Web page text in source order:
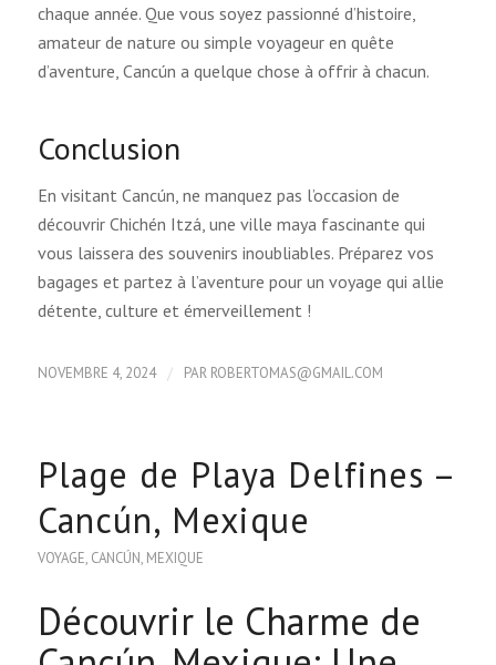
chaque année. Que vous soyez passionné d’histoire,
amateur de nature ou simple voyageur en quête
d’aventure, Cancún a quelque chose à offrir à chacun.
Conclusion
En visitant Cancún, ne manquez pas l’occasion de
découvrir Chichén Itzá, une ville maya fascinante qui
vous laissera des souvenirs inoubliables. Préparez vos
bagages et partez à l’aventure pour un voyage qui allie
détente, culture et émerveillement !
NOVEMBRE 4, 2024 / PAR ROBERTOMAS@GMAIL.COM
Plage de Playa Delfines –
Cancún, Mexique
VOYAGE, CANCÚN, MEXIQUE
Découvrir le Charme de